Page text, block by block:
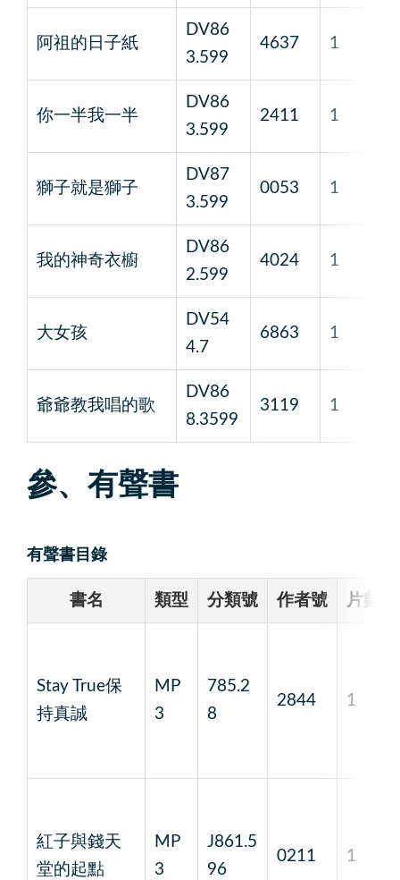
阿祖的日子紙
DV86
3.599
4637 1
你一半我一半
DV86
3.599
2411 1
獅子就是獅子
DV87
3.599
0053 1
我的神奇衣櫥
DV86
2.599
4024 1
大女孩
DV54
4.7
6863 1
爺爺教我唱的歌
DV86
8.3599
3119 1
參、有聲書
有聲書目錄
書名 類型 分類號 作者號 片數
Stay True保
持真誠
MP
3
785.2
8
2844 1
紅子與錢天
堂的起點
MP
3
J861.5
96
0211 1